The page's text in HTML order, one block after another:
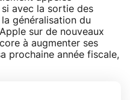
avec la sortie des
généralisation du
sur de nouveaux
à augmenter ses
prochaine année fiscale,